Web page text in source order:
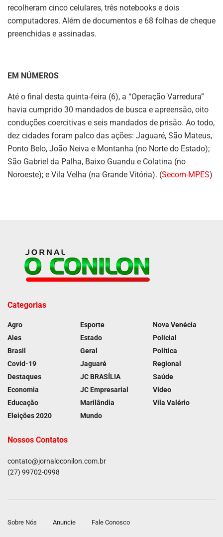
recolheram cinco celulares, três notebooks e dois
computadores. Além de documentos e 68 folhas de cheque
preenchidas e assinadas.
EM NÚMEROS
Até o final desta quinta-feira (6), a “Operação Varredura”
havia cumprido 30 mandados de busca e apreensão, oito
conduções coercitivas e seis mandados de prisão. Ao todo,
dez cidades foram palco das ações: Jaguaré, São Mateus,
Ponto Belo, João Neiva e Montanha (no Norte do Estado);
São Gabriel da Palha, Baixo Guandu e Colatina (no
Noroeste); e Vila Velha (na Grande Vitória). (Secom-MPES)
Categorias
Agro
Ales
Brasil
Covid-19
Destaques
Economia
Educação
Eleições 2020
Esporte
Estado
Geral
Jaguaré
JC BRASÍLIA
JC Empresarial
Marilândia
Mundo
Nova Venécia
Policial
Política
Regional
Saúde
Vídeo
Vila Valério
Nossos Contatos
contato@jornaloconilon.com.br
(27) 99702-0998
Sobre Nós Anuncie Fale Conosco